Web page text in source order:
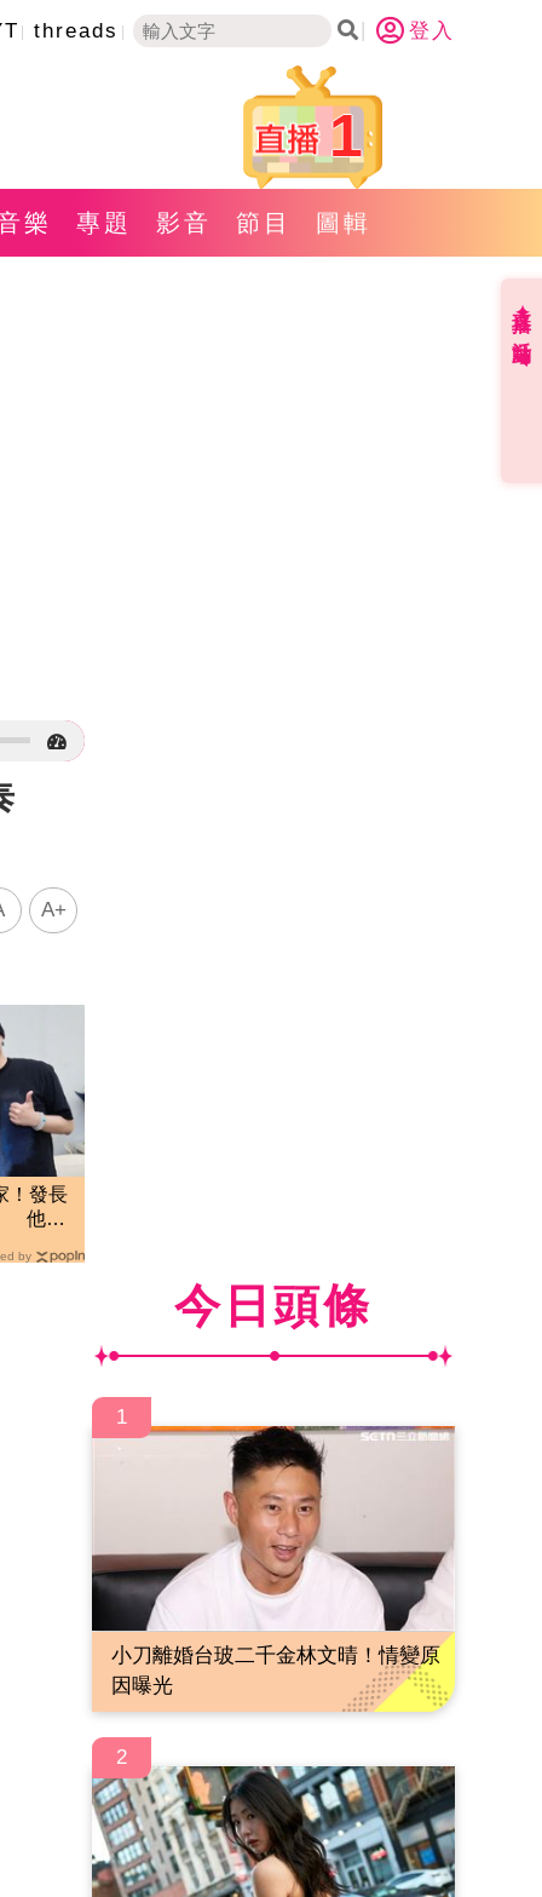
threads 登入
1
樂 專題 影音 節目 圖輯
A+
！發長
他親
by
今日頭條
1
小刀離婚台玻二千金林文晴！情變原
因曝光
2
直播✦活動